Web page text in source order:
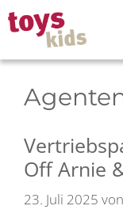
Zum
Inhalt
springen
Off Arnie
23. Juli 2025 von